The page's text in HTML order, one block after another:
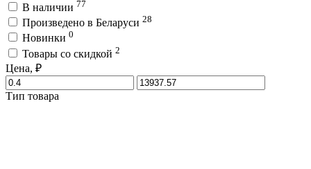
В наличии 77
Произведено в Беларуси 28
Новинки 0
Товары со скидкой 2
Цена, ₽
Тип товара